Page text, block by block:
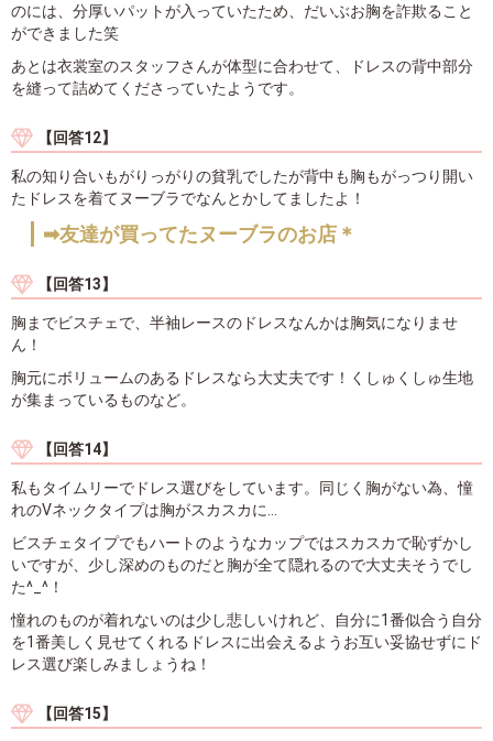
のには、分厚いパットが入っていたため、だいぶお胸を詐欺ること
ができました笑
あとは衣裳室のスタッフさんが体型に合わせて、ドレスの背中部分
を縫って詰めてくださっていたようです。
【回答12】
私の知り合いもがりっがりの貧乳でしたが背中も胸もがっつり開い
たドレスを着てヌーブラでなんとかしてましたよ！
➡友達が買ってたヌーブラのお店＊
【回答13】
胸までビスチェで、半袖レースのドレスなんかは胸気になりませ
ん！
胸元にボリュームのあるドレスなら大丈夫です！くしゅくしゅ生地
が集まっているものなど。
【回答14】
私もタイムリーでドレス選びをしています。同じく胸がない為、憧
れのVネックタイプは胸がスカスカに...
ビスチェタイプでもハートのようなカップではスカスカで恥ずかし
いですが、少し深めのものだと胸が全て隠れるので大丈夫そうでし
た^_^！
憧れのものが着れないのは少し悲しいけれど、自分に1番似合う自分
を1番美しく見せてくれるドレスに出会えるようお互い妥協せずにド
レス選び楽しみましょうね！
【回答15】